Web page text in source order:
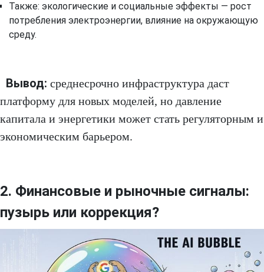
Также: экологические и социальные эффекты — рост
потребления электроэнергии, влияние на окружающую
среду.
Вывод: среднесрочно инфраструктура даст
платформу для новых моделей, но давление
капитала и энергетики может стать регуляторным и
экономическим барьером.
2. Финансовые и рыночные сигналы:
пузырь или коррекция?